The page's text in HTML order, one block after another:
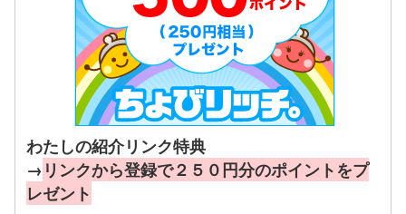
わたしの紹介リンク特典
→ リンクから登録で２５０円分のポイントをプ
レゼント